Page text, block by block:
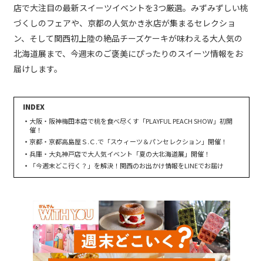
店で大注目の最新スイーツイベントを3つ厳選。みずみずしい桃
づくしのフェアや、京都の人気かき氷店が集まるセレクショ
ン、そして関西初上陸の絶品チーズケーキが味わえる大人気の
北海道展まで、今週末のご褒美にぴったりのスイーツ情報をお
届けします。
大阪・阪神梅田本店で桃を食べ尽くす「PLAYFUL PEACH SHOW」初開
催！
京都・京都高島屋Ｓ.Ｃ.で「スウィーツ＆パンセレクション」開催！
兵庫・大丸神戸店で大人気イベント「夏の大北海道展」開催！
「今週末どこ行く？」を解決！関西のお出かけ情報をLINEでお届け